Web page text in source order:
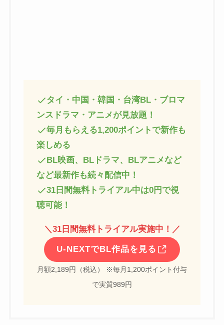
タイ・中国・韓国・台湾BL・ブロマ
ンスドラマ・アニメが見放題！
毎月もらえる1,200ポイントで新作も
楽しめる
BL映画、BLドラマ、BLアニメなど
など最新作も続々配信中！
31日間無料トライアル中は0円で視
聴可能！
＼ 31日間無料トライアル実施中！ ／
U-NEXTでBL作品を見る
月額2,189円（税込） ※毎月1,200ポイント付与
で実質989円